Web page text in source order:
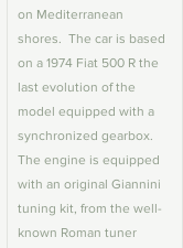
on Mediterranean
shores.  The car is based
on a 1974 Fiat 500 R the
last evolution of the
model equipped with a
synchronized gearbox.
The engine is equipped
with an original Giannini
tuning kit, from the well-
known Roman tuner